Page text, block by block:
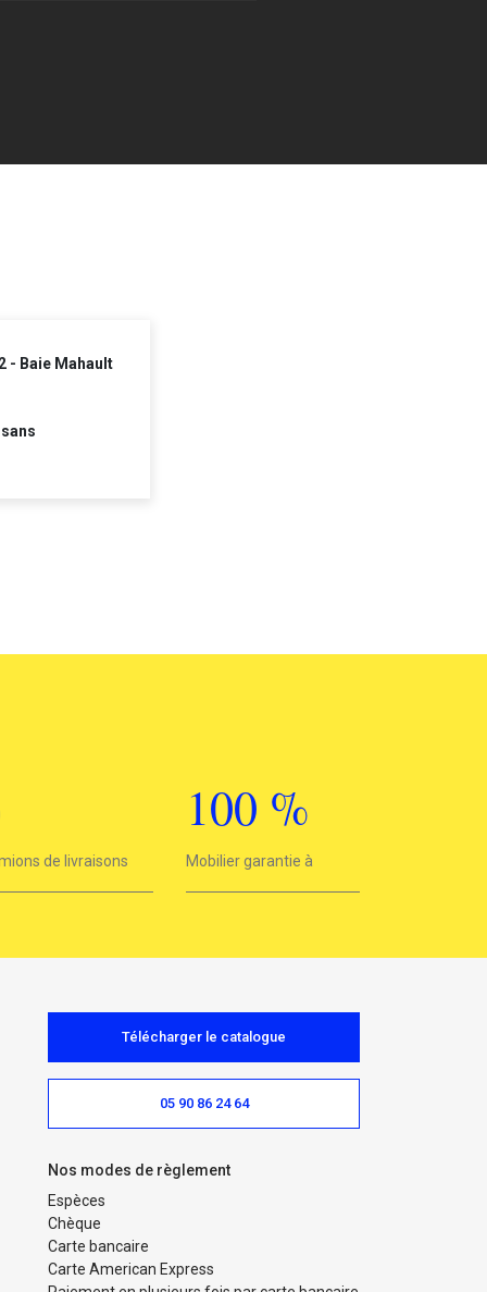
- Baie Mahault
de livraisons
100 %
Mobilier garantie à
Télécharger le catalogue
05 90 86 24 64
Nos modes de règlement
Espèces
Chèque
Carte bancaire
Carte American Express